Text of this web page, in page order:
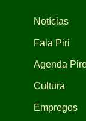
Notícias
Fala Piri
Agenda
Cultura
Empregos